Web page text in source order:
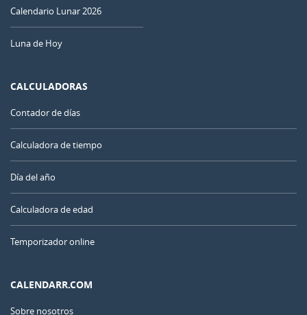
Calendario Lunar 2026
Luna de Hoy
CALCULADORAS
Contador de días
Calculadora de tiempo
Día del año
Calculadora de edad
Temporizador online
CALENDARR.COM
Sobre nosotros